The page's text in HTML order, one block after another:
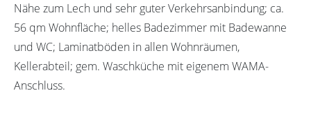
Nähe zum Lech und sehr guter Verkehrsanbindung; ca.
56 qm Wohnfläche; helles Badezimmer mit Badewanne
und WC; Laminatböden in allen Wohnräumen,
Kellerabteil; gem. Waschküche mit eigenem WAMA-
Anschluss.